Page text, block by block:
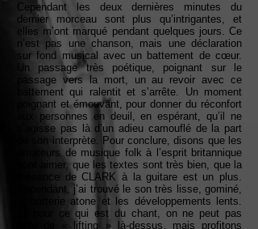
Cependant les deux dernières minutes du
dernier morceau sont plus qu’intrigantes, et
elles m’ont marqué pendant quelques jours. Ce
n’est pas une chanson, mais une déclaration
sur fond musical avec un battement de cœur.
Un passage très poétique, poignant sur le
passage vers la mort, un au revoir avec ce
battement qui ralentit et s’arrête. Un moment
poignant et émouvant, pour donner du réconfort
aux personnes en deuil, en espérant, qu’il ne
s’agisse pas là d’un adieu camouflé de la part
de son interprète. Pour conclure, disons que les
amateurs de musique folk à l’esprit britannique
vont aimer, que les textes sont très bien, que la
présence de CLARK à la guitare est un plus.
Cependant, j’ai trouvé le son très lisse, gominé,
la batterie atone et les développements lents.
Et pour ce qui est du chant, on ne peut pas
faire de « lifting » là-dessus, mais profitons